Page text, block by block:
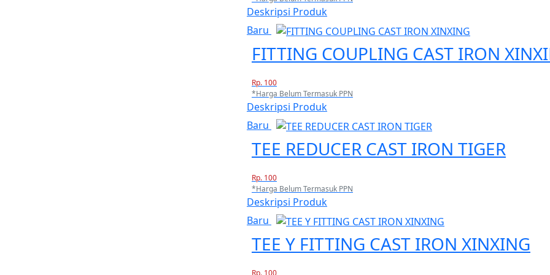
Deskripsi Produk
Baru
FITTING COUPLING CAST IRON
Rp. 100
*Harga Belum Termasuk PPN
Deskripsi Produk
Baru
TEE REDUCER CAST IRON TIGER
Rp. 100
*Harga Belum Termasuk PPN
Deskripsi Produk
Baru
TEE Y FITTING CAST IRON XINXING